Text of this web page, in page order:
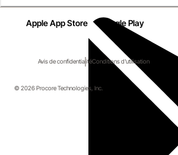
Apple App Store Google Play
Avis de confidentialitéConditions d'utilisation
© 2026 Procore Technologies, Inc.